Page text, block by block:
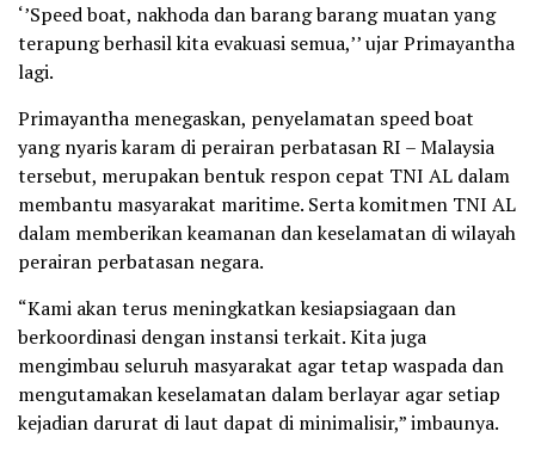
‘’Speed boat, nakhoda dan barang barang muatan yang
terapung berhasil kita evakuasi semua,’’ ujar Primayantha
lagi.
Primayantha menegaskan, penyelamatan speed boat
yang nyaris karam di perairan perbatasan RI – Malaysia
tersebut, merupakan bentuk respon cepat TNI AL dalam
membantu masyarakat maritime. Serta komitmen TNI AL
dalam memberikan keamanan dan keselamatan di wilayah
perairan perbatasan negara.
“Kami akan terus meningkatkan kesiapsiagaan dan
berkoordinasi dengan instansi terkait. Kita juga
mengimbau seluruh masyarakat agar tetap waspada dan
mengutamakan keselamatan dalam berlayar agar setiap
kejadian darurat di laut dapat di minimalisir,” imbaunya.